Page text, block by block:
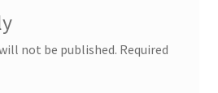
not be published. Required